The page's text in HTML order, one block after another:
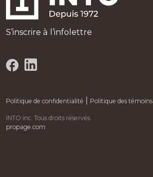
S’inscrire à l’infolettre
Politique de confidentialité Politique des témoins
INTO inc. Tous droits réservés.
propage.com